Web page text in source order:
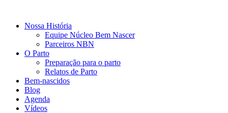
Nossa História
Equipe Núcleo Bem Nascer
Parceiros NBN
O Parto
Preparação para o parto
Relatos de Parto
Bem-nascidos
Blog
Agenda
Vídeos